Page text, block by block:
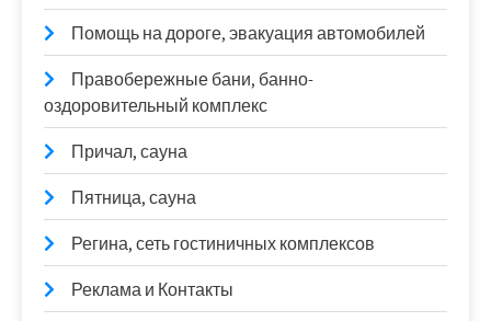
Помощь на дороге, эвакуация автомобилей
Правобережные бани, банно-
оздоровительный комплекс
Причал, сауна
Пятница, сауна
Регина, сеть гостиничных комплексов
Реклама и Контакты